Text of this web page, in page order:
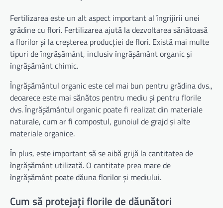
Fertilizarea este un alt aspect important al îngrijirii unei
grădine cu flori. Fertilizarea ajută la dezvoltarea sănătoasă
a florilor și la creșterea producției de flori. Există mai multe
tipuri de îngrășământ, inclusiv îngrășământ organic și
îngrășământ chimic.
Îngrășământul organic este cel mai bun pentru grădina dvs.,
deoarece este mai sănătos pentru mediu și pentru florile
dvs. Îngrășământul organic poate fi realizat din materiale
naturale, cum ar fi compostul, gunoiul de grajd și alte
materiale organice.
În plus, este important să se aibă grijă la cantitatea de
îngrășământ utilizată. O cantitate prea mare de
îngrășământ poate dăuna florilor și mediului.
Cum să protejați florile de dăunători